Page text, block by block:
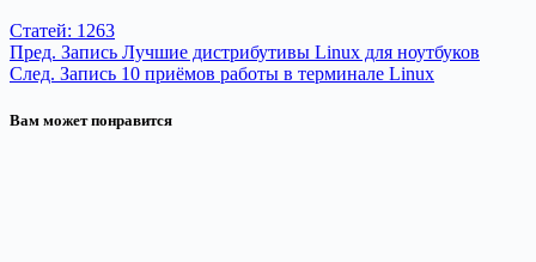
Статей: 1263
Пред. Запись Лучшие дистрибутивы Linux для ноутбуков
След. Запись 10 приёмов работы в терминале Linux
Вам может понравится